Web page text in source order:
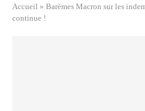
Accueil » Barèmes Macron sur les
continue !